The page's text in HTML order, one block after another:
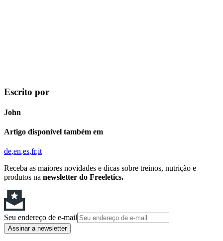
Escrito por
John
Artigo disponível também em
de en es fr it
Receba as maiores novidades e dicas sobre treinos, nutrição e
produtos na newsletter do Freeletics.
Seu endereço de e-mail
Assinar a newsletter